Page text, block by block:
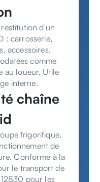
d'un
: carrosserie,
accessoires,
comme
au loueur. Utile
interne.
chaîne
frigorifique,
de
Conforme à la
le transport de
pour les